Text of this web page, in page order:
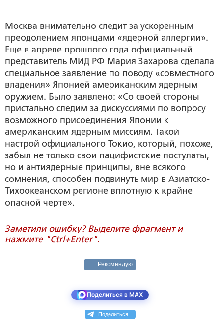
Москва внимательно следит за ускоренным
преодолением японцами «ядерной аллергии».
Еще в апреле прошлого года официальный
представитель МИД РФ Мария Захарова сделала
специальное заявление по поводу «совместного
владения» Японией американским ядерным
оружием. Было заявлено: «Со своей стороны
пристально следим за дискуссиями по вопросу
возможного присоединения Японии к
американским ядерным миссиям. Такой
настрой официального Токио, который, похоже,
забыл не только свои пацифистские постулаты,
но и антиядерные принципы, вне всякого
сомнения, способен подвинуть мир в Азиатско-
Тихоокеанском регионе вплотную к крайне
опасной черте».
Заметили ошибку? Выделите фрагмент и
нажмите "Ctrl+Enter".
Рекомендую
Поделиться в MAX
Поделиться